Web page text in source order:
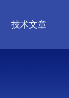
技术文章